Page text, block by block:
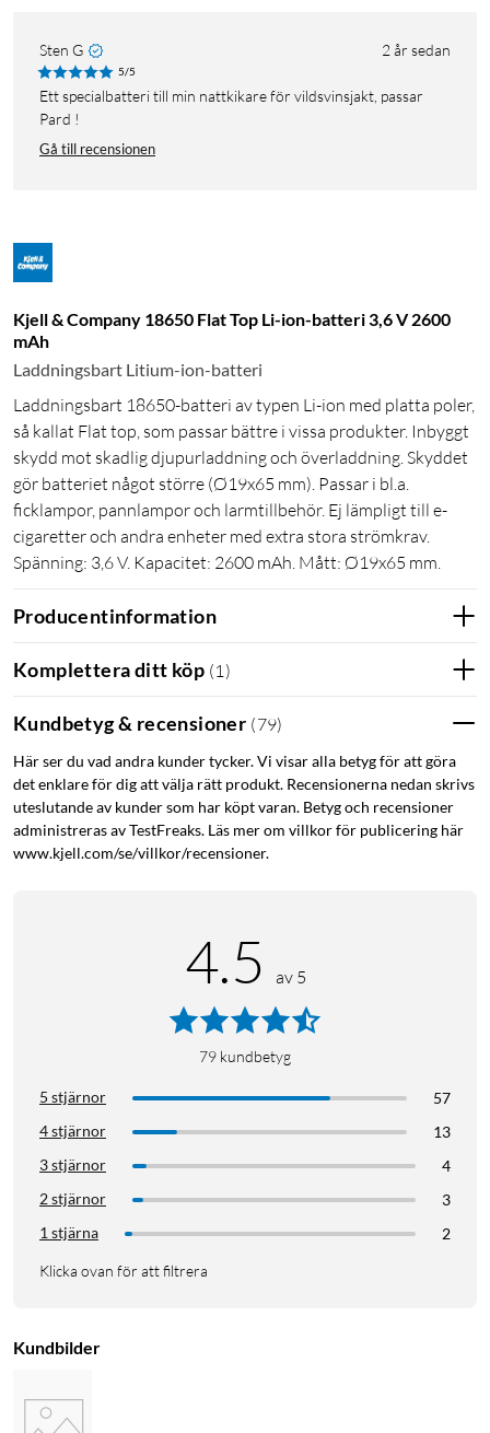
Sten G 2 år sedan
5/5
Ett specialbatteri till min nattkikare för vildsvinsjakt, passar
Pard !
Gå till recensionen
Kjell & Company 18650 Flat Top Li-ion-batteri 3,6 V 2600
mAh
Laddningsbart Litium-ion-batteri
Laddningsbart 18650-batteri av typen Li-ion med platta poler,
så kallat Flat top, som passar bättre i vissa produkter. Inbyggt
skydd mot skadlig djupurladdning och överladdning. Skyddet
gör batteriet något större (Ø19x65 mm). Passar i bl.a.
ficklampor, pannlampor och larmtillbehör. Ej lämpligt till e-
cigaretter och andra enheter med extra stora strömkrav.
Spänning: 3,6 V. Kapacitet: 2600 mAh. Mått: Ø19x65 mm.
Producentinformation
Komplettera ditt köp (1 )
Kundbetyg & recensioner (79)
Här ser du vad andra kunder tycker. Vi visar alla betyg för att göra
det enklare för dig att välja rätt produkt. Recensionerna nedan skrivs
uteslutande av kunder som har köpt varan. Betyg och recensioner
administreras av TestFreaks. Läs mer om villkor för publicering här
www.kjell.com/se/villkor/recensioner.
4.5 av 5
79 kundbetyg
5 stjärnor
57
4 stjärnor
13
3 stjärnor
4
2 stjärnor
3
1 stjärna
2
Klicka ovan för att filtrera
Kundbilder